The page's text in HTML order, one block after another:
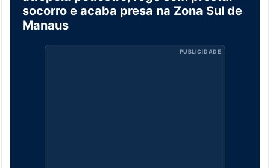
socorro e acaba presa na Zona Sul de
Manaus
PUBLICIDADE